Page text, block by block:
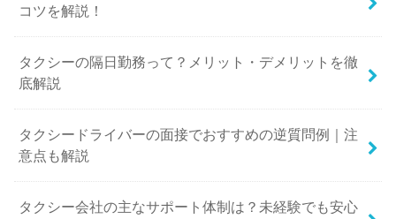
コツを解説！
タクシーの隔日勤務って？メリット・デメリットを徹
底解説
タクシードライバーの面接でおすすめの逆質問例｜注
意点も解説
タクシー会社の主なサポート体制は？未経験でも安心